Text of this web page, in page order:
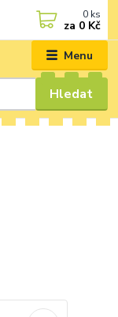
Menu
Hledat
0 ks
za 0 Kč